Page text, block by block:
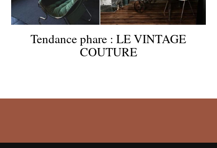
Tendance phare : LE VINTAGE
COUTURE